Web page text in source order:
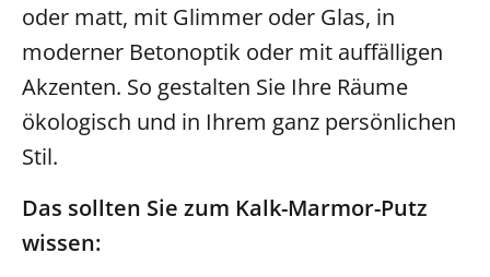
oder matt, mit Glimmer oder Glas, in
moderner Betonoptik oder mit auffälligen
Akzenten. So gestalten Sie Ihre Räume
ökologisch und in Ihrem ganz persönlichen
Stil.
Das sollten Sie zum Kalk-Marmor-Putz
wissen: